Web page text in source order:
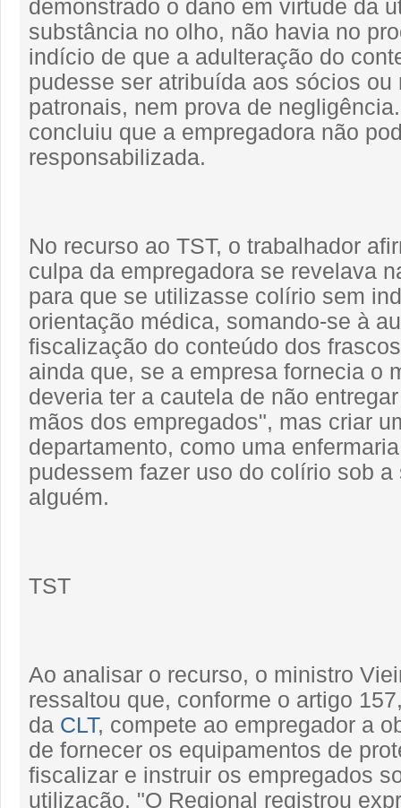
demonstrado o dano em virtude da
substância no olho, não havia no
indício de que a adulteração do
pudesse ser atribuída aos sócios ou
patronais, nem prova de
concluiu que a empregadora não
responsabilizada.
No recurso ao TST, o trabalhador
culpa da empregadora se revelava
para que se utilizasse colírio sem
orientação médica, somando-se à
fiscalização do conteúdo dos
ainda que, se a empresa fornecia o
deveria ter a cautela de não
mãos dos empregados", mas criar
departamento, como uma
pudessem fazer uso do colírio sob a
alguém.
TST
Ao analisar o recurso, o ministro
ressaltou que, conforme o artigo
da CLT, compete ao empregador a
de fornecer os equipamentos de
fiscalizar e instruir os empregados
utilização. "O Regional registrou